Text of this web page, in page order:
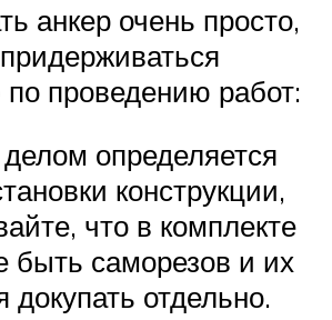
анкер очень просто,
проведению работ:
определяется
конструкции,
что в комплекте
быть саморезов и их
докупать отдельно.